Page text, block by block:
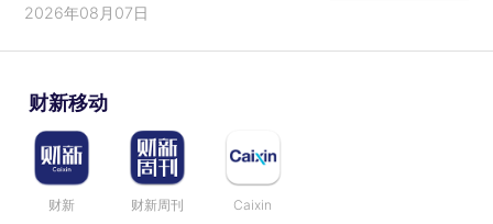
2026年08月07日
财新移动
财新 财新周刊 Caixin